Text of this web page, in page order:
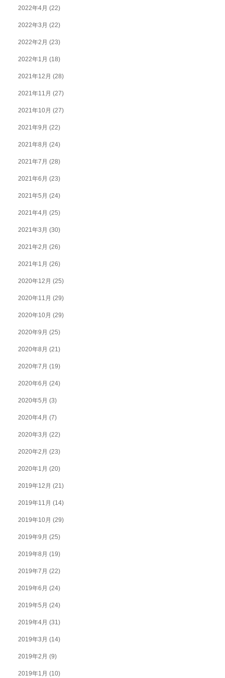
2022年4月 (22)
2022年3月 (22)
2022年2月 (23)
2022年1月 (18)
2021年12月 (28)
2021年11月 (27)
2021年10月 (27)
2021年9月 (22)
2021年8月 (24)
2021年7月 (28)
2021年6月 (23)
2021年5月 (24)
2021年4月 (25)
2021年3月 (30)
2021年2月 (26)
2021年1月 (26)
2020年12月 (25)
2020年11月 (29)
2020年10月 (29)
2020年9月 (25)
2020年8月 (21)
2020年7月 (19)
2020年6月 (24)
2020年5月 (3)
2020年4月 (7)
2020年3月 (22)
2020年2月 (23)
2020年1月 (20)
2019年12月 (21)
2019年11月 (14)
2019年10月 (29)
2019年9月 (25)
2019年8月 (19)
2019年7月 (22)
2019年6月 (24)
2019年5月 (24)
2019年4月 (31)
2019年3月 (14)
2019年2月 (9)
2019年1月 (10)